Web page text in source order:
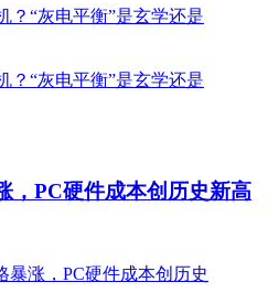
，PC硬件成本创历史新高